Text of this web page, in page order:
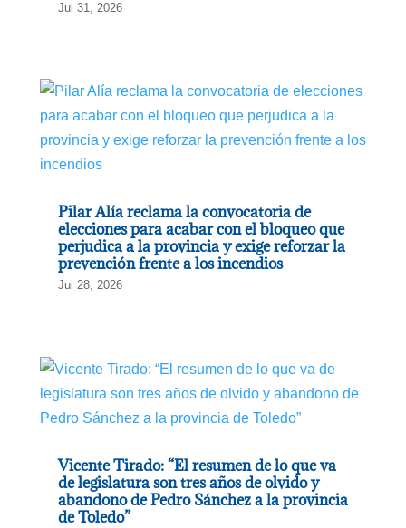
Jul 31, 2026
Pilar Alía reclama la convocatoria de
elecciones para acabar con el bloqueo que
perjudica a la provincia y exige reforzar la
prevención frente a los incendios
Jul 28, 2026
Vicente Tirado: “El resumen de lo que va
de legislatura son tres años de olvido y
abandono de Pedro Sánchez a la provincia
de Toledo”